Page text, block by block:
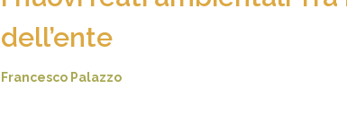
dell’ente
Francesco Palazzo